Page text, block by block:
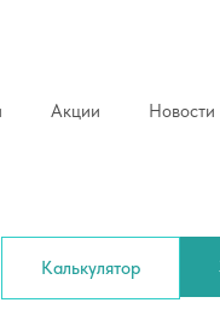
Акции Новости
Калькулятор